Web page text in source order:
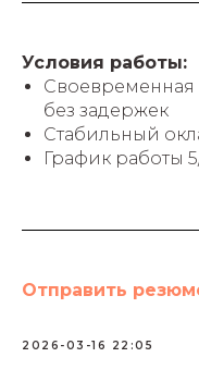
Условия работы:
Своевременная
без задержек
Стабильный
График работы
Отправить
2026-03-16 22:05